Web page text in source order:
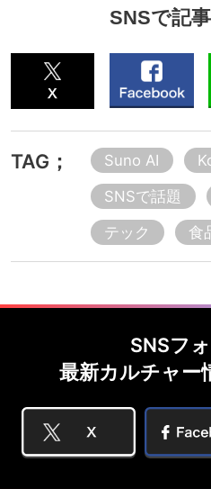
SNSで記
TAG； Suno AI
SNSで話題
テック
食
SNSフ
最新カルチャー